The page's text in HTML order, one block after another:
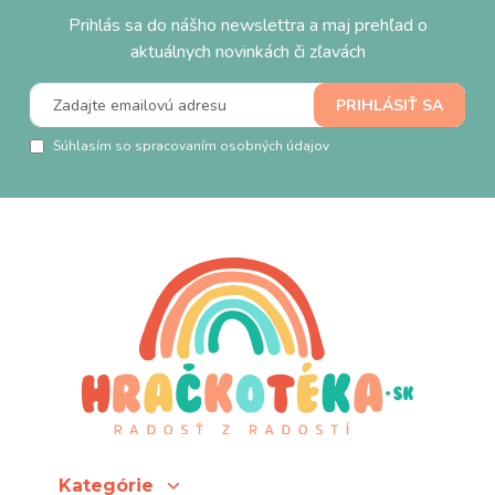
Prihlás sa do nášho newslettra a maj prehľad o
aktuálnych novinkách či zľavách
Súhlasím so spracovaním osobných údajov
Kategórie